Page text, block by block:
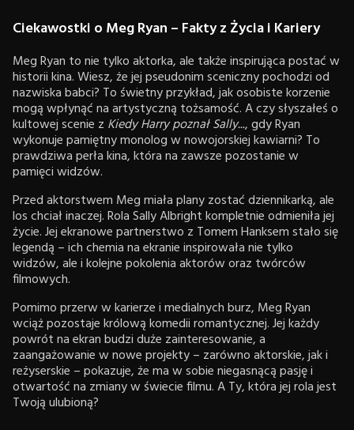
Ciekawostki o Meg Ryan – Fakty z Życia i Kariery
Meg Ryan to nie tylko aktorka, ale także inspirująca postać w
historii kina. Wiesz, że jej pseudonim sceniczny pochodzi od
nazwiska babci? To świetny przykład, jak osobiste korzenie
mogą wpłynąć na artystyczną tożsamość. A czy słyszałeś o
kultowej scenie z Kiedy Harry poznał Sally..., gdy Ryan
wykonuje pamiętny monolog w nowojorskiej kawiarni? To
prawdziwa perła kina, która na zawsze pozostanie w
pamięci widzów.
Przed aktorstwem Meg miała plany zostać dziennikarką, ale
los chciał inaczej. Rola Sally Albright kompletnie odmieniła jej
życie. Jej ekranowe partnerstwo z Tomem Hanksem stało się
legendą – ich chemia na ekranie inspirowała nie tylko
widzów, ale i kolejne pokolenia aktorów oraz twórców
filmowych.
Pomimo przerw w karierze i medialnych burz, Meg Ryan
wciąż pozostaje królową komedii romantycznej. Jej każdy
powrót na ekran budzi duże zainteresowanie, a
zaangażowanie w nowe projekty – zarówno aktorskie, jak i
reżyserskie – pokazuje, że ma w sobie niegasnącą pasję i
otwartość na zmiany w świecie filmu. A Ty, która jej rola jest
Twoją ulubioną?